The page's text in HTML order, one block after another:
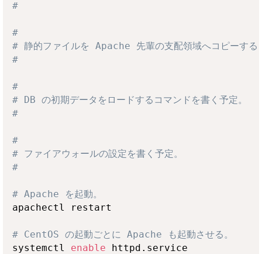
#
#
# 静的ファイルを Apache 先輩の支配領域へコピーする
#
#
# DB の初期データをロードするコマンドを書く予定。
#
#
# ファイアウォールの設定を書く予定。
#
# Apache を起動。
apachectl restart
# CentOS の起動ごとに Apache も起動させる。
systemctl enable